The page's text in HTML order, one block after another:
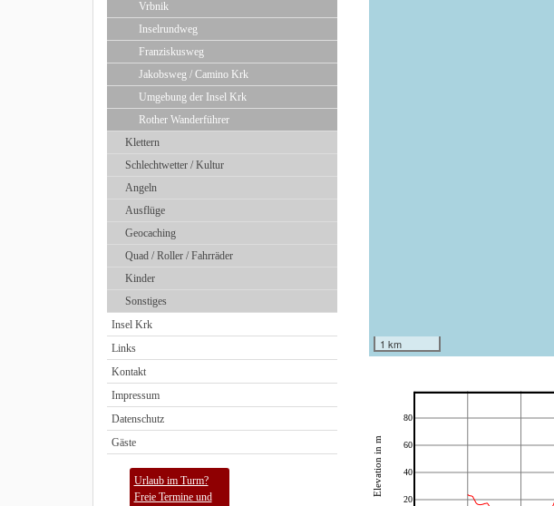
Vrbnik
Inselrundweg
Franziskusweg
Jakobsweg / Camino Krk
Umgebung der Insel Krk
Rother Wanderführer
Klettern
Schlechtwetter / Kultur
Angeln
Ausflüge
Geocaching
Quad / Roller / Fahrräder
Kinder
Sonstiges
Insel Krk
Links
Kontakt
Impressum
Datenschutz
Gäste
Urlaub im Turm?
Freie Termine und
1 km
Elevation in m
20
40
60
80